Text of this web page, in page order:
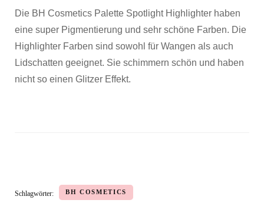
Die BH Cosmetics Palette Spotlight Highlighter haben
eine super Pigmentierung und sehr schöne Farben. Die
Highlighter Farben sind sowohl für Wangen als auch
Lidschatten geeignet. Sie schimmern schön und haben
nicht so einen Glitzer Effekt.
Schlagwörter: BH COSMETICS